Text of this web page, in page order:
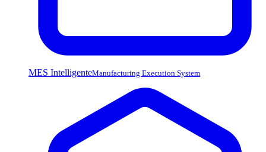
MES IntelligenteManufacturing Execution System